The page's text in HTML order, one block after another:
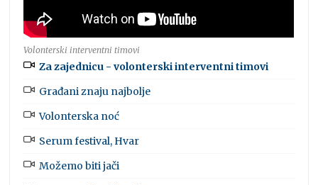
Volonterski interventni timovi
Za zajednicu - volonterski interventni timovi
Građani znaju najbolje
Volonterska noć
Serum festival, Hvar
Možemo biti jači